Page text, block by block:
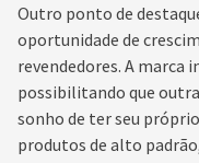
Outro ponto de
oportunidade de
revendedores. A marca
possibilitando que
sonho de ter seu
produtos de alto